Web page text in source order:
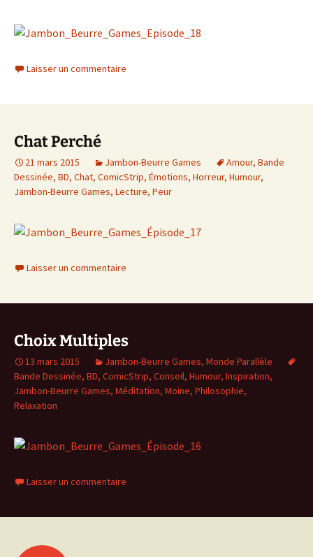
Laisser un commentaire
Chat Perché
21 mars 2015 Jambon-Beurre Games Amour, Bande
Dessinée, BD, Chat, ComicStrip, Émotions, Horreur, Humour,
Jambon-Beurre Games, Lecture, Peur
Laisser un commentaire
Choix Multiples
13 mars 2015 Jambon-Beurre Games, Monde Parallèle
Bande Dessinée, BD, ComicStrip, Conseil, Humour, Inspiration,
Jambon-Beurre Games, Méditation, Moine, Philosophie,
Relaxation
Laisser un commentaire